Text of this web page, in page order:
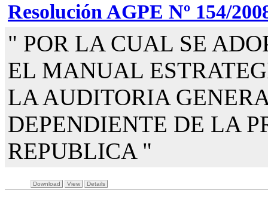
Resolución AGPE Nº 154/
" POR LA CUAL SE
EL MANUAL
LA AUDITORIA
DEPENDIENTE DE LA
REPUBLICA "
Download View Details